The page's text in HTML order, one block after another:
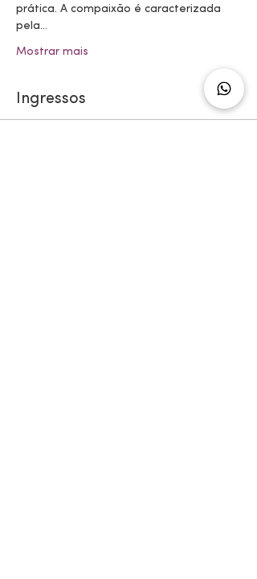
prática. A compaixão é caracterizada
pela…
Mostrar mais
Ingressos